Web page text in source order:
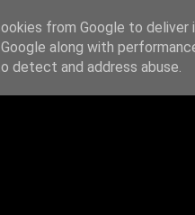
O MNIE
from Google to
along with
detect and address abuse.